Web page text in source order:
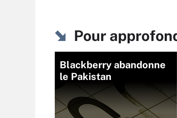
Pour
Blackberry abandonne
le Pakistan